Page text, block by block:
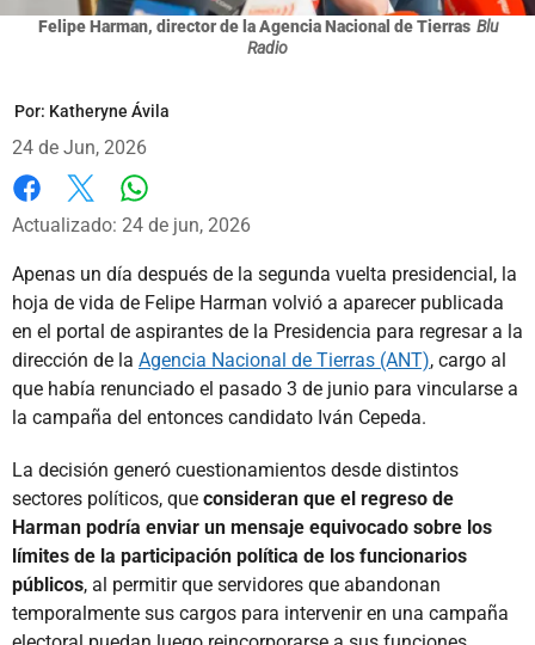
Felipe Harman, director de la Agencia Nacional de Tierras Blu
Radio
Por: Katheryne Ávila
24 de Jun, 2026
Facebook
X
Actualizado: 24 de jun, 2026
Apenas un día después de la segunda vuelta presidencial, la
hoja de vida de Felipe Harman volvió a aparecer publicada
en el portal de aspirantes de la Presidencia para regresar a la
dirección de la Agencia Nacional de Tierras (ANT), cargo al
que había renunciado el pasado 3 de junio para vincularse a
la campaña del entonces candidato Iván Cepeda.
La decisión generó cuestionamientos desde distintos
sectores políticos, que consideran que el regreso de
Harman podría enviar un mensaje equivocado sobre los
límites de la participación política de los funcionarios
públicos, al permitir que servidores que abandonan
temporalmente sus cargos para intervenir en una campaña